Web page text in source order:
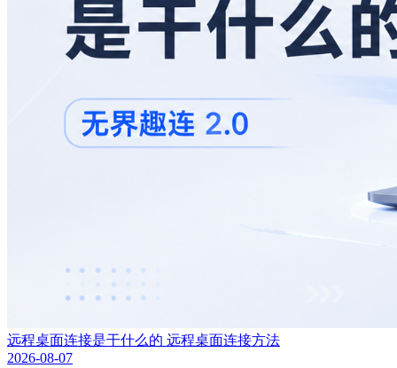
远程桌面连接是干什么的 远程桌面连接方法
2026-08-07